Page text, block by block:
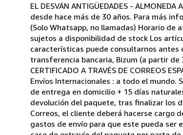
EL DESVÁN ANTIGÜEDADES -
desde hace más de 30 años. Para más
(Solo Whatsapp, no llamadas) Horario de
sujetos a disponibilidad de stock Los
características puede consultarnos antes
transferencia bancaria, Bizum (a partir de
CERTIFICADO A TRAVÉS DE CORREOS
Envíos Internacionales : a todo el
de entrega en domicilio + 15 días
devolución del paquete, tras finalizar los
Correos, el cliente deberá hacerse cargo
gastos de envío para que este pueda ser